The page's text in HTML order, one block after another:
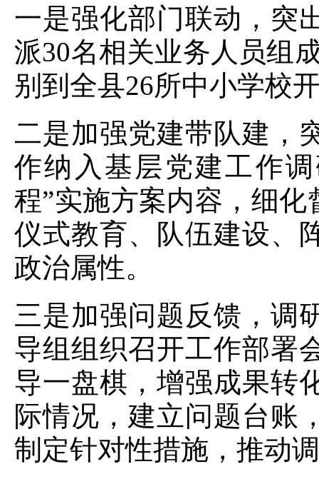
一是强化部门联动，突
派30名相关业务人员组
别到全县26所中小学校
二是加强党建带队建，
作纳入基层党建工作
程”实施方案内容，细
仪式教育、队伍建设、
政治属性。
三是加强问题反馈，调
导组组织召开工作部署
导一盘棋，增强成果转
际情况，建立问题台账
制定针对性措施，推动